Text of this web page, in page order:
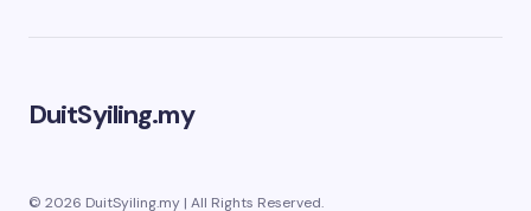
DuitSyiling.my
© 2026 DuitSyiling.my | All Rights Reserved.